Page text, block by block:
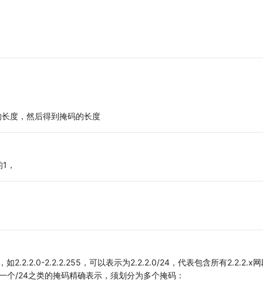
度，然后得到掩码的长度
，
如2.2.2.0-2.2.2.255，可以表示为2.2.2.0/24，代表包含所有2.2.2.x网
/24之类的掩码精确表示，须划分为多个掩码：